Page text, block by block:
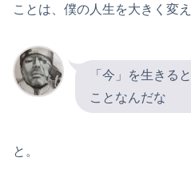
ことは、僕の人生を大きく変
「今」を生きる
ことなんだな
と。